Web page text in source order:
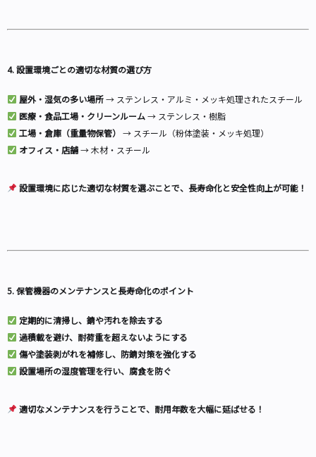
4. 設置環境ごとの適切な材質の選び方
屋外・湿気の多い場所→ ステンレス・アルミ・メッキ処理されたスチール
医療・食品工場・クリーンルーム→ ステンレス・樹脂
工場・倉庫（重量物保管） → スチール（粉体塗装・メッキ処理）
オフィス・店舗→ 木材・スチール
設置環境に応じた適切な材質を選ぶことで、長寿命化と安全性向上が可能！
5. 保管機器のメンテナンスと長寿命化のポイント
定期的に清掃し、錆や汚れを除去する
過積載を避け、耐荷重を超えないようにする
傷や塗装剥がれを補修し、防錆対策を強化する
設置場所の湿度管理を行い、腐食を防ぐ
適切なメンテナンスを行うことで、耐用年数を大幅に延ばせる！